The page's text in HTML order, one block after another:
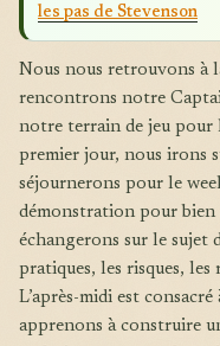
les pas de Stevenson
Nous nous retrouvons à la gare d’Aix-les-Bains à 10h. Nous
rencontrons notre
notre terrain de jeu pour
premier jour, nous irons
séjournerons pour le
démonstration pour bien
échangerons sur le sujet
pratiques, les risques, les
L’après-midi est
apprenons à construire